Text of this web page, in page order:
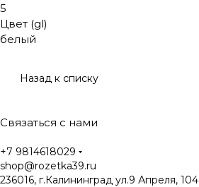
5
Цвет (gl)
белый
Назад к списку
Связаться с нами
+7 9814618029
shop@rozetka39.ru
236016, г.Калининград ул.9 Апреля, 104